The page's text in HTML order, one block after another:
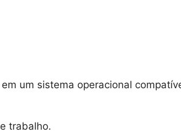
um sistema operacional
trabalho.